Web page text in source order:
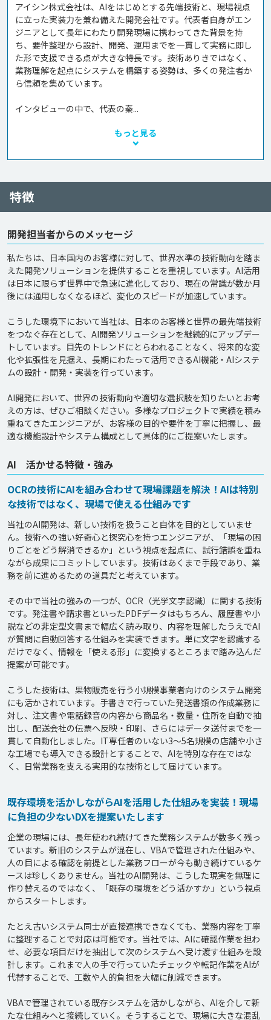
アイシン株式会社は、AIをはじめとする先端技術と、現場視点
に立った実装力を兼ね備えた開発会社です。代表者自身がエン
ジニアとして長年にわたり開発現場に携わってきた背景を持
ち、要件整理から設計、開発、運用までを一貫して実務に即し
た形で支援できる点が大きな特長です。技術ありきではなく、
業務理解を起点にシステムを構築する姿勢は、多くの発注者か
ら信頼を集めています。
インタビューの中で、代表の秦...
もっと見る
特徴
開発担当者からのメッセージ
私たちは、日本国内のお客様に対して、世界水準の技術動向を踏ま
えた開発ソリューションを提供することを重視しています。AI活用
は日本に限らず世界中で急速に進化しており、現在の常識が数か月
後には通用しなくなるほど、変化のスピードが加速しています。
こうした環境下において当社は、日本のお客様と世界の最先端技術
をつなぐ存在として、AI開発ソリューションを継続的にアップデー
トしています。目先のトレンドにとらわれることなく、将来的な変
化や拡張性を見据え、長期にわたって活用できるAI機能・AIシステ
ムの設計・開発・実装を行っています。
AI開発において、世界の技術動向や適切な選択肢を知りたいとお考
えの方は、ぜひご相談ください。多様なプロジェクトで実績を積み
重ねてきたエンジニアが、お客様の目的や要件を丁寧に把握し、最
AI 活かせる特徴・強み
OCRの技術にAIを組み合わせて現場課題を解決！AIは特別
な技術ではなく、現場で使える仕組みです
当社のAI開発は、新しい技術を扱うこと自体を目的としていませ
ん。技術への強い好奇心と探究心を持つエンジニアが、「現場の困
りごとをどう解消できるか」という視点を起点に、試行錯誤を重ね
ながら成果にコミットしています。技術はあくまで手段であり、業
務を前に進めるための道具だと考えています。
その中で当社の強みの一つが、OCR（光学文字認識）に関する技術
です。発注書や請求書といったPDFデータはもちろん、履歴書や小
説などの非定型文書まで幅広く読み取り、内容を理解したうえでAI
が質問に自動回答する仕組みを実装できます。単に文字を認識する
だけでなく、情報を「使える形」に変換するところまで踏み込んだ
提案が可能です。
こうした技術は、果物販売を行う小規模事業者向けのシステム開発
にも活かされています。手書きで行っていた発送書類の作成業務に
対し、注文書や電話録音の内容から商品名・数量・住所を自動で抽
出し、配送会社の伝票へ反映・印刷、さらにはデータ送付までを一
貫して自動化しました。IT専任者のいない3〜5名規模の店舗や小さ
な工場でも導入できる設計とすることで、AIを特別な存在ではな
既存環境を活かしながらAIを活用した仕組みを実装！現場
に負担の少ないDXを提案いたします
企業の現場には、長年使われ続けてきた業務システムが数多く残っ
ています。新旧のシステムが混在し、VBAで管理された仕組みや、
人の目による確認を前提とした業務フローが今も動き続けているケ
ースは珍しくありません。当社のAI開発は、こうした現実を無理に
作り替えるのではなく、「既存の環境をどう活かすか」という視点
からスタートします。
たとえ古いシステム同士が直接連携できなくても、業務内容を丁寧
に整理することで対応は可能です。当社では、AIに確認作業を担わ
せ、必要な項目だけを抽出して次のシステムへ受け渡す仕組みを設
計します。これまで人の手で行っていたチェックや転記作業をAIが
代替することで、工数や人的負担を大幅に削減できます。
VBAで管理されている既存システムを活かしながら、AIを介して新
たな仕組みへと接続していく。そうすることで、現場に大きな混乱